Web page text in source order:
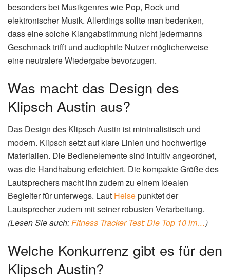
besonders bei Musikgenres wie Pop, Rock und
elektronischer Musik. Allerdings sollte man bedenken,
dass eine solche Klangabstimmung nicht jedermanns
Geschmack trifft und audiophile Nutzer möglicherweise
eine neutralere Wiedergabe bevorzugen.
Was macht das Design des
Klipsch Austin aus?
Das Design des Klipsch Austin ist minimalistisch und
modern. Klipsch setzt auf klare Linien und hochwertige
Materialien. Die Bedienelemente sind intuitiv angeordnet,
was die Handhabung erleichtert. Die kompakte Größe des
Lautsprechers macht ihn zudem zu einem idealen
Begleiter für unterwegs. Laut Heisepunktet der
Lautsprecher zudem mit seiner robusten Verarbeitung.
(Lesen Sie auch:Fitness Tracker Test: Die Top 10 im…)
Welche Konkurrenz gibt es für den
Klipsch Austin?